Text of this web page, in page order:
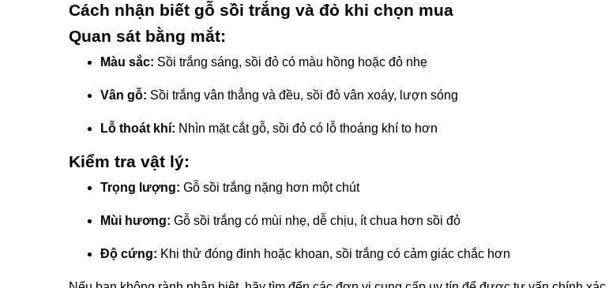
Cách nhận biết gỗ sồi trắng và đỏ khi chọn mua
Quan sát bằng mắt:
Màu sắc: Sồi trắng sáng, sồi đỏ có màu hồng hoặc đỏ nhẹ
Vân gỗ: Sồi trắng vân thẳng và đều, sồi đỏ vân xoáy, lượn sóng
Lỗ thoát khí: Nhìn mặt cắt gỗ, sồi đỏ có lỗ thoáng khí to hơn
Kiểm tra vật lý:
Trọng lượng: Gỗ sồi trắng nặng hơn một chút
Mùi hương: Gỗ sồi trắng có mùi nhẹ, dễ chịu, ít chua hơn sồi đỏ
Độ cứng: Khi thử đóng đinh hoặc khoan, sồi trắng có cảm giác chắc hơn